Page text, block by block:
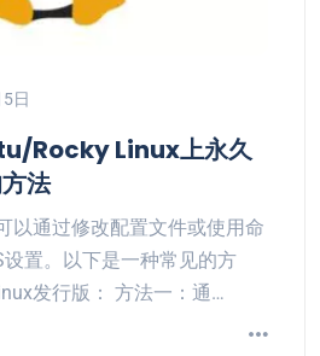
日
Rocky Linux上永久
法
以通过修改配置文件或使用命
置。以下是一种常见的方
发行版： 方法一：通…